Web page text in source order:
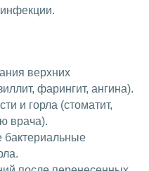
инфекции.
верхних
фарингит, ангина).
и горла (стоматит,
врача).
бактериальные